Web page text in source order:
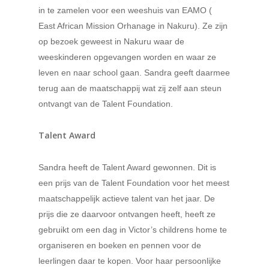
in te zamelen voor een weeshuis van EAMO (
East African Mission Orhanage in Nakuru). Ze zijn
op bezoek geweest in Nakuru waar de
weeskinderen opgevangen worden en waar ze
leven en naar school gaan. Sandra geeft daarmee
terug aan de maatschappij wat zij zelf aan steun
ontvangt van de Talent Foundation.
Talent Award
Sandra heeft de Talent Award gewonnen. Dit is
een prijs van de Talent Foundation voor het meest
maatschappelijk actieve talent van het jaar. De
prijs die ze daarvoor ontvangen heeft, heeft ze
gebruikt om een dag in Victor’s childrens home te
organiseren en boeken en pennen voor de
leerlingen daar te kopen. Voor haar persoonlijke